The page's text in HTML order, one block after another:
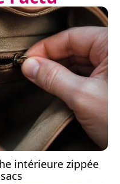
intérieure zippée